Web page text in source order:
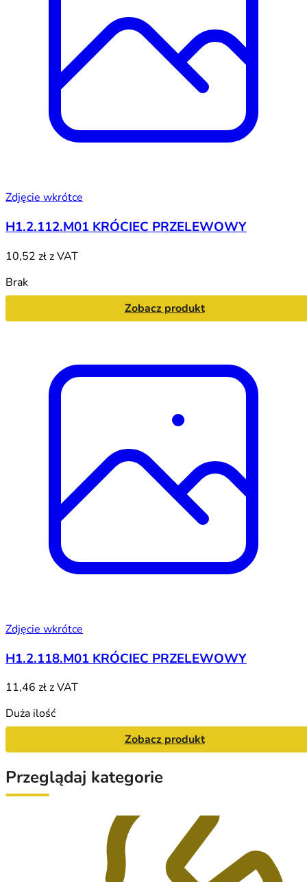
Zdjęcie wkrótce
H1.2.112.M01 KRÓCIEC PRZELEWOWY
10,52 złz VAT
Brak
Zobacz produkt
Zdjęcie wkrótce
H1.2.118.M01 KRÓCIEC PRZELEWOWY
11,46 złz VAT
Duża ilość
Zobacz produkt
Przeglądaj kategorie